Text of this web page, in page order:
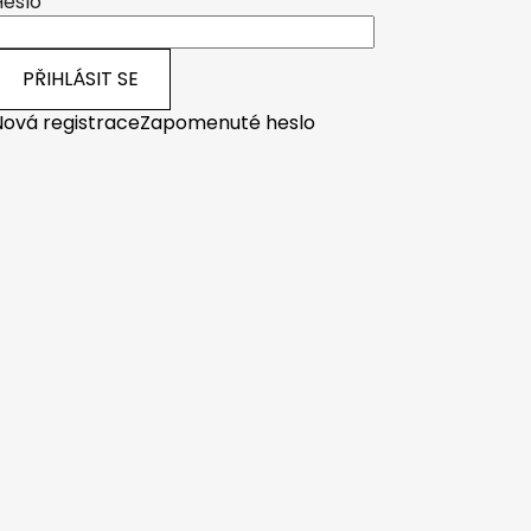
PŘIHLÁSIT SE
registraceZapomenuté heslo